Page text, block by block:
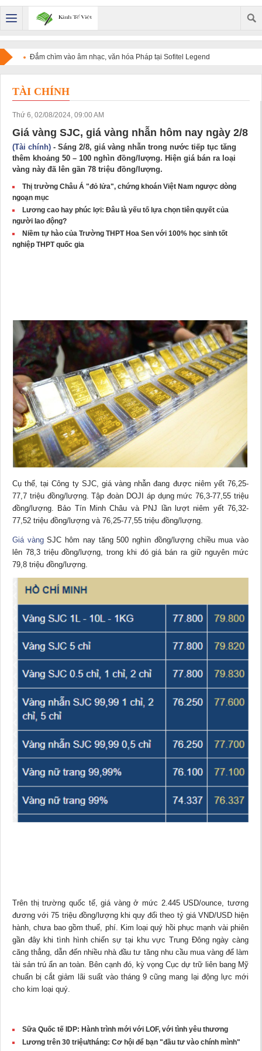
Đắm chìm vào âm nhạc, văn hóa Pháp tại Sofitel Legend
Metropole Hanoi
TÀI CHÍNH
Thứ 6, 02/08/2024, 09:00 AM
Giá vàng SJC, giá vàng nhẫn hôm nay ngày 2/8
(Tài chính) - Sáng 2/8, giá vàng nhẫn trong nước tiếp tục tăng
thêm khoảng 50 – 100 nghìn đồng/lượng. Hiện giá bán ra loại
vàng này đã lên gần 78 triệu đồng/lượng.
Thị trường Châu Á "đỏ lửa", chứng khoán Việt Nam ngược dòng
ngoạn mục
Lương cao hay phúc lợi: Đâu là yếu tố lựa chọn tiên quyết của
người lao động?
Niềm tự hào của Trường THPT Hoa Sen với 100% học sinh tốt
nghiệp THPT quốc gia
Cụ thể, tại Công ty SJC, giá vàng nhẫn đang được niêm yết 76,25-
77,7 triệu đồng/lượng. Tập đoàn DOJI áp dụng mức 76,3-77,55 triệu
đồng/lượng. Bảo Tín Minh Châu và PNJ lần lượt niêm yết 76,32-
77,52 triệu đồng/lượng và 76,25-77,55 triệu đồng/lượng.
Giá vàngSJC hôm nay tăng 500 nghìn đồng/lượng chiều mua vào
lên 78,3 triệu đồng/lượng, trong khi đó giá bán ra giữ nguyên mức
79,8 triệu đồng/lượng.
Trên thị trường quốc tế, giá vàng ở mức 2.445 USD/ounce, tương
đương với 75 triệu đồng/lượng khi quy đổi theo tỷ giá VND/USD hiện
hành, chưa bao gồm thuế, phí. Kim loại quý hồi phục mạnh vài phiên
gần đây khi tình hình chiến sự tại khu vực Trung Đông ngày càng
căng thẳng, dẫn đến nhiều nhà đầu tư tăng nhu cầu mua vàng để làm
tài sản trú ẩn an toàn. Bên cạnh đó, kỳ vọng Cục dự trữ liên bang Mỹ
chuẩn bị cắt giảm lãi suất vào tháng 9 cũng mang lại động lực mới
cho kim loại quý.
Sữa Quốc tế IDP: Hành trình mới với LOF, với tình yêu thương
Lương trên 30 triệu/tháng: Cơ hội để bạn "đầu tư vào chính mình"